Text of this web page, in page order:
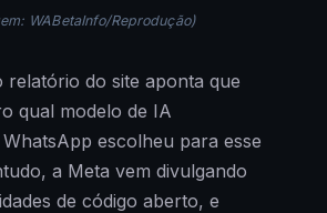
WABetaInfo/Reprodução)
relatório do site aponta que
qual modelo de IA
escolheu para esse
a Meta vem divulgando
de código aberto, e